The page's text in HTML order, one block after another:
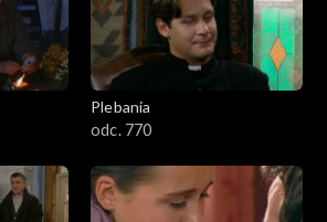
Plebania
odc. 770